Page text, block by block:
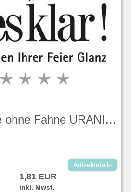
Dessertschale ohne Fahne URANIA Ø 15 cm KPM
Artikeldetails
1,81 EUR
inkl. Mwst.